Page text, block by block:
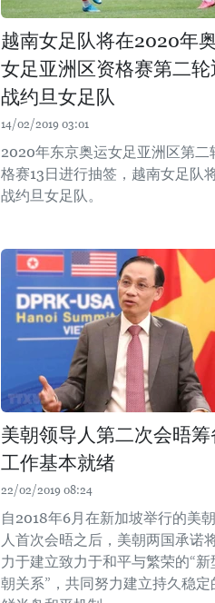
越南女足队将在2020年
女足亚洲区资格赛第二轮
战约旦女足队
14/02/2019 03:01
2020年东京奥运女足亚洲区第二
格赛13日进行抽签，越南女足队
战约旦女足队。
美朝领导人第二次会晤筹
工作基本就绪
22/02/2019 08:24
自2018年6月在新加坡举行的美
人首次会晤之后，美朝两国承诺
力于建立致力于和平与繁荣的“新
朝关系”，共同努力建立持久稳定